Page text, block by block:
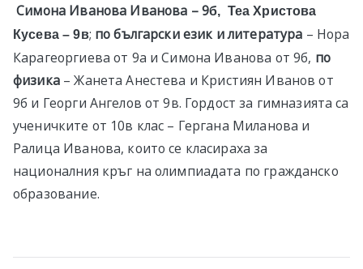
Симона Иванова Иванова – 9б, Теа Христова
Кусева – 9в; по български език и литература – Нора
Карагеоргиева от 9а и Симона Иванова от 9б, по
физика– Жанета Анестева и Кристиян Иванов от
9б и Георги Ангелов от 9в. Гордост за гимназията са
ученичките от 10в клас – Гергана Миланова и
Ралица Иванова, които се класираха за
националния кръг на олимпиадата по гражданско
образование.